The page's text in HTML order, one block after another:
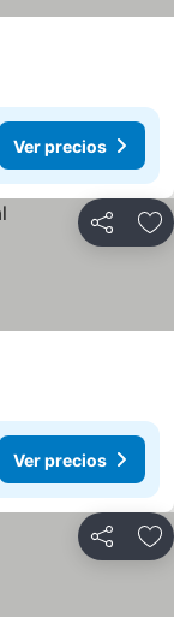
Ver precios
Compartir
Ver precios
Compartir